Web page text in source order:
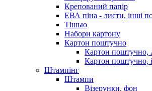
Крепований папір
ЕВА піна - листи, інші
Тішью
Набори картону
Картон поштучно
Картон поштучно,
Картон поштучно,
Штампінг
Штампи
Візерунки, фон